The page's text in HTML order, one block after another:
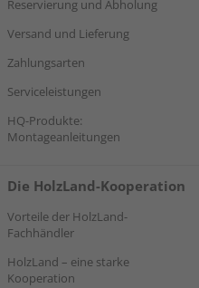
Reservierung und Abholung
Versand und Lieferung
Zahlungsarten
Serviceleistungen
HQ-Produkte:
Montageanleitungen
Die HolzLand-Kooperation
Vorteile der HolzLand-
Fachhändler
HolzLand – eine starke
Kooperation